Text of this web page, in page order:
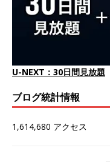
U-NEXT：30日間見放題
ブログ統計情報
1,614,680 アクセス